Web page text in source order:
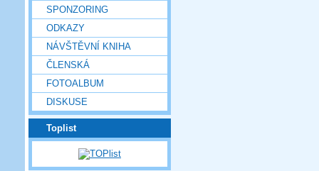
SPONZORING
ODKAZY
NÁVŠTĚVNÍ KNIHA
ČLENSKÁ
FOTOALBUM
DISKUSE
Toplist